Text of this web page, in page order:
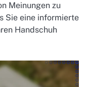
Meinungen zu
Sie eine informierte
Handschuh